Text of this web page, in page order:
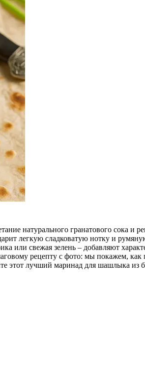
натурального гранатового сока и
легкую сладковатую нотку и
или свежая зелень – добавляют
рецепту с фото: мы покажем, как
этот лучший маринад для шашлыка из